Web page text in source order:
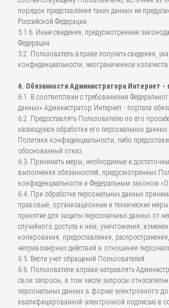
порядок представления таких данных не
Российской Федерации.
5.1.6. Иные сведения, предусмотренные
Федерации.
5.2. Пользователь вправе получать сведения,
конфиденциальности, неограниченное
6. Обязанности Администратора Интернет -
6.1. В соответствии с требованиями
данных» Администратор Интернет - портала
6.2. Предоставлять Пользователю по его
касающуюся обработки его персональных
Политики конфиденциальности, либо
обоснованный отказ.
6.3. Принимать меры, необходимые и
выполнения обязанностей, предусмотренных
конфиденциальности и Федеральным законом
6.4. При обработке персональных данных
правовые, организационные и технические меры
принятие для защиты персональных данных от
случайного доступа к ним, уничтожения,
копирования, предоставления,
неправомерных действий в отношении
6.5. Вести учет обращений Пользователей.
6.6. Пользователи вправе направлять
свои запросы, в том числе запросы
персональных данных в форме электронного
квалифицированной электронной подписью в